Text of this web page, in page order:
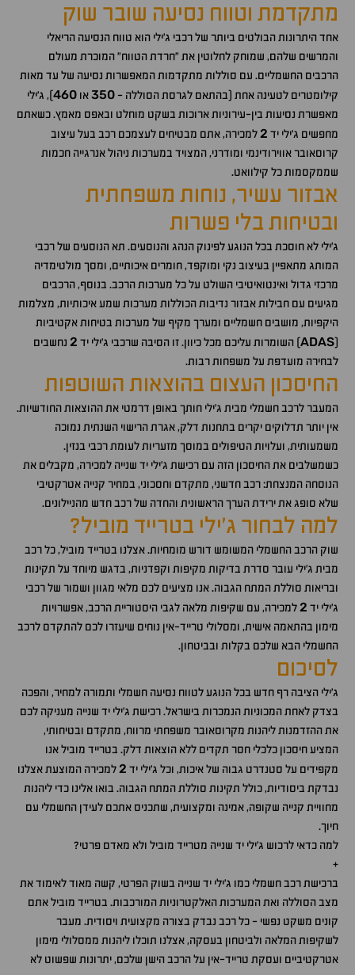
מתקדמת וטווח נסיעה שובר שוק
אחד היתרונות הבולטים ביותר של רכבי ג'ילי הוא טווח הנסיעה הריאלי
והמרשים שלהם, שמוחק לחלוטין את "חרדת הטווח" המוכרת מעולם
הרכבים החשמליים. עם סוללות מתקדמות המאפשרות נסיעה של עד מאות
קילומטרים לטעינה אחת (בהתאם לגרסת הסוללה - 350או 460), ג'ילי
מאפשרת נסיעות בין-עירוניות ארוכות בשקט מוחלט ובאפס מאמץ. כשאתם
מחפשים ג'ילי יד 2למכירה, אתם מבטיחים לעצמכם רכב בעל עיצוב
קרוסאובר אווירודינמי ומודרני, המצויד במערכות ניהול אנרגייה חכמות
שממקסמות כל קילוואט.
אבזור עשיר, נוחות משפחתית
ובטיחות בלי פשרות
ג'ילי לא חוסכת בכל הנוגע לפינוק הנהג והנוסעים. תא הנוסעים של רכבי
המותג מתאפיין בעיצוב נקי ומוקפד, חומרים איכותיים, ומסך מולטימדיה
מרכזי גדול ואינטואיטיבי השולט על כל מערכות הרכב. בנוסף, הרכבים
מגיעים עם חבילות אבזור נדיבות הכוללות מערכות שמע איכותיות, מצלמות
היקפיות, מושבים חשמליים ומערך מקיף של מערכות בטיחות אקטיביות
(
ADAS) השומרות עליכם מכל כיוון. זו הסיבה שרכבי ג'ילי יד 2 נחשבים
לבחירה מועדפת על משפחות רבות.
החיסכון העצום בהוצאות השוטפות
המעבר לרכב חשמלי מבית ג'ילי חותך באופן דרמטי את ההוצאות החודשיות.
אין יותר תדלוקים יקרים בתחנות דלק, אגרת הרישוי השנתית נמוכה
משמעותית, ועלויות הטיפולים במוסך מזעריות לעומת רכבי בנזין.
כשמשלבים את החיסכון הזה עם רכישת ג'ילי יד שנייה למכירה, מקבלים את
הנוסחה המנצחת: רכב חדשני, מתקדם וחסכוני, במחיר קנייה אטרקטיבי
שלא סופג את ירידת הערך הראשונית והחדה של רכב חדש מהניילונים.
למה לבחור ג'ילי בטרייד מוביל?
שוק הרכב החשמלי המשומש דורש מומחיות. אצלנו בטרייד מוביל, כל רכב
מבית ג'ילי עובר סדרת בדיקות מקיפות וקפדניות, בדגש מיוחד על תקינות
ובריאות סוללת המתח הגבוה. אנו מציעים לכם מלאי מגוון ושמור של רכבי
ג'ילי יד 2למכירה, עם שקיפות מלאה לגבי היסטוריית הרכב, אפשרויות
מימון בהתאמה אישית, ומסלולי טרייד-אין נוחים שיעזרו לכם להתקדם לרכב
החשמלי הבא שלכם בקלות ובביטחון.
לסיכום
ג'ילי הציבה רף חדש בכל הנוגע לטווח נסיעה חשמלי ותמורה למחיר, והפכה
בצדק לאחת המכוניות הנמכרות בישראל. רכישת ג'ילי יד שנייה מעניקה לכם
את ההזדמנות ליהנות מקרוסאובר משפחתי מרווח, מתקדם ובטיחותי,
המציע חיסכון כלכלי חסר תקדים ללא הוצאות דלק. בטרייד מוביל אנו
מקפידים על סטנדרט גבוה של איכות, וכל ג'ילי יד 2למכירה המוצעת אצלנו
נבדקת ביסודיות, כולל תקינות סוללת המתח הגבוה. בואו אלינו כדי ליהנות
מחוויית קנייה שקופה, אמינה ומקצועית, שתכניס אתכם לעידן החשמלי עם
חיוך.
למה כדאי לרכוש ג'ילי יד שנייה מטרייד מוביל ולא מאדם פרטי?
+
ברכישת רכב חשמלי כמו ג'ילי יד שנייה בשוק הפרטי, קשה מאוד לאימוד את
מצב הסוללה ואת המערכות האלקטרוניות המורכבות. בטרייד מוביל אתם
קונים משקט נפשי - כל רכב נבדק בצורה מקצועית ויסודית. מעבר
לשקיפות המלאה ולביטחון בעסקה, אצלנו תוכלו ליהנות ממסלולי מימון
אטרקטיביים ועסקת טרייד-אין על הרכב הישן שלכם, יתרונות שפשוט לא